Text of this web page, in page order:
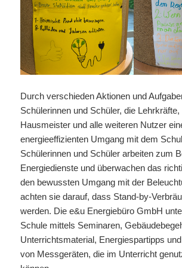
Durch verschieden Aktionen und
Schülerinnen und Schüler, die Lehrkräfte,
Hausmeister und alle weiteren Nutzer
energieeffizienten Umgang mit dem
Schülerinnen und Schüler arbeiten zum
Energiedienste und überwachen das
den bewussten Umgang mit der
achten sie darauf, dass Stand-by-
werden. Die e&u Energiebüro GmbH
Schule mittels Seminaren,
Unterrichtsmaterial, Energiespartipps
von Messgeräten, die im Unterricht